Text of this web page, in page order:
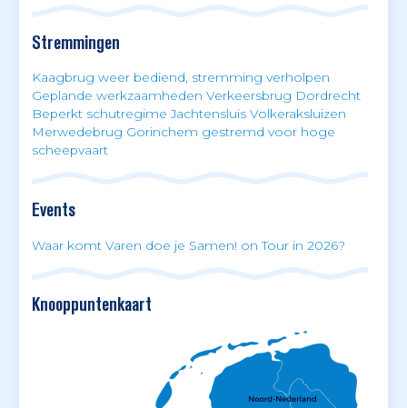
Stremmingen
Kaagbrug weer bediend, stremming verholpen
Geplande werkzaamheden Verkeersbrug Dordrecht
Beperkt schutregime Jachtensluis Volkeraksluizen
Merwedebrug Gorinchem gestremd voor hoge
scheepvaart
Events
Waar komt Varen doe je Samen! on Tour in 2026?
Knooppuntenkaart